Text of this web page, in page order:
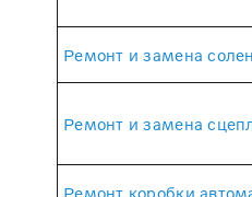
Ремонт и замена
Ремонт и замена
Ремонт коробки